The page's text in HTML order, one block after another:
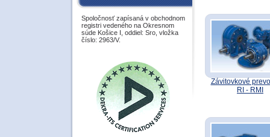
Závitovkové
RI - RMI
Spoločnosť zapísaná v obchodnom
registri vedeného na Okresnom
súde Košice I, oddiel: Sro, vložka
číslo: 2963/V.